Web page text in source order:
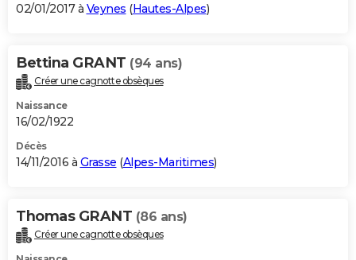
02/01/2017 à Veynes (Hautes-Alpes)
Bettina GRANT (94 ans)
Créer une cagnotte obsèques
Naissance
16/02/1922
Décès
14/11/2016 à Grasse (Alpes-Maritimes)
Thomas GRANT (86 ans)
Créer une cagnotte obsèques